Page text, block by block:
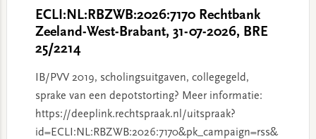
ECLI:NL:RBZWB:2026:7170 Rechtbank
Zeeland-West-Brabant, 31-07-2026, BRE
25/2214
IB/PVV 2019, scholingsuitgaven, collegegeld,
sprake van een depotstorting? Meer informatie:
https://deeplink.rechtspraak.nl/uitspraak?
id=ECLI:NL:RBZWB:2026:7170&pk_campaign=rss&